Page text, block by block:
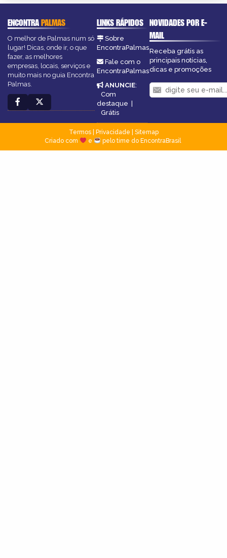
ENCONTRAPALMAS
O melhor de Palmas num só
lugar! Dicas, onde ir, o que
fazer, as melhores
empresas, locais, serviços e
muito mais no guia Encontra
Palmas.
LINKS RÁPIDOS
Sobre
EncontraPalmas
Fale com o
EncontraPalmas
ANUNCIE:
Com
destaque |
Grátis
NOVIDADES POR E-
MAIL
Receba grátis as
principais notícias,
dicas e promoções
Termos| Privacidade
Sitemap
Criado com
e pelo time do EncontraBrasil